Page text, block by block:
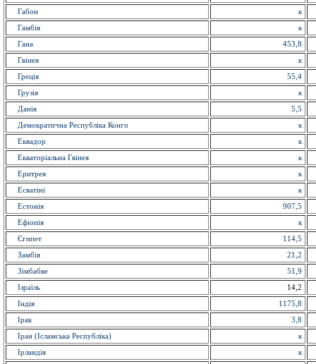
Габон к
Гамбія к
Гана 453,8
Гвінея к
Греція 55,4
Грузія к
Данія 5,5
Демократична Республіка Конго к
Еквадор к
Екваторіальна Гвінея к
Еритрея к
Есватіні к
Естонія 907,5
Ефіопія к
Єгипет 114,5
Замбія 21,2
Зімбабве 51,9
Ізраїль 14,2
Індія 1175,8
Ірак 3,8
Іран (Ісламська Республіка) к
Ірландія к